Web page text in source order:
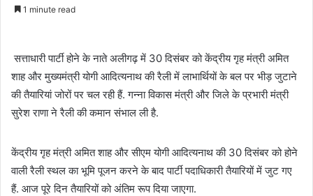
1 minute read
सत्ताधारी पार्टी होने के नाते अलीगढ़ में 30 दिसंबर को केंद्रीय गृह मंत्री अमित
शाह और मुख्यमंत्री योगी आदित्यनाथ की रैली में लाभार्थियों के बल पर भीड़ जुटाने
की तैयारियां जोरों पर चल रही हैं. गन्ना विकास मंत्री और जिले के प्रभारी मंत्री
सुरेश राणा ने रैली की कमान संभाल ली है.
केंद्रीय गृह मंत्री अमित शाह और सीएम योगी आदित्यनाथ की 30 दिसंबर को होने
वाली रैली स्थल का भूमि पूजन करने के बाद पार्टी पदाधिकारी तैयारियों में जुट गए
हैं. आज पूरे दिन तैयारियों को अंतिम रूप दिया जाएगा.